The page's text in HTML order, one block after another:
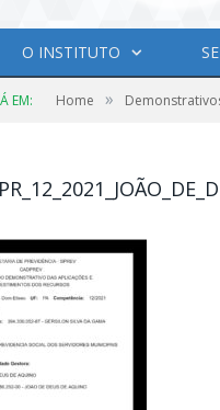
O INSTITUTO
EM: Home »